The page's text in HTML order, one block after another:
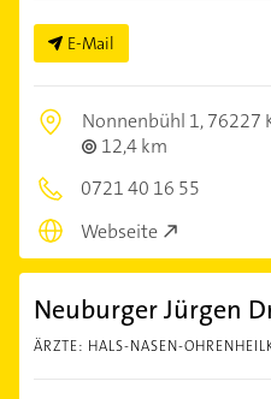
E-Mail
Nonnenbühl 1,76227
12,4 km
0721 40 16 55
Webseite
Neuburger Jürgen
ÄRZTE: HALS-NASEN-